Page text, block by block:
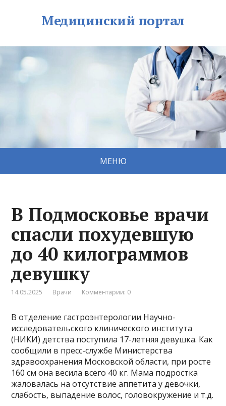
Медицинский портал
МЕНЮ
В Подмосковье врачи
спасли похудевшую
до 40 килограммов
девушку
14.05.2025 Врачи Комментарии: 0
В отделение гастроэнтерологии Научно-
исследовательского клинического института
(НИКИ) детства поступила 17-летняя девушка. Как
сообщили в пресс-службе Министерства
здравоохранения Московской области, при росте
160 см она весила всего 40 кг. Мама подростка
жаловалась на отсутствие аппетита у девочки,
слабость, выпадение волос, головокружение и т.д.